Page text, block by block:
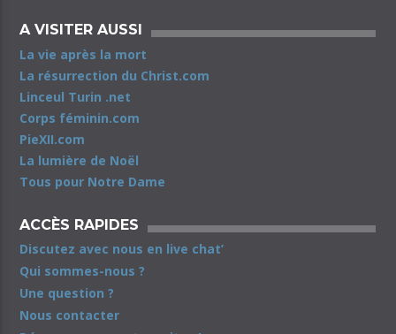
A VISITER AUSSI
La vie après la mort
La résurrection du Christ.com
Linceul Turin .net
Corps féminin.com
PieXII.com
La lumière de Noël
Tous pour Notre Dame
ACCÈS RAPIDES
Discutez avec nous en live chat’
Qui sommes-nous ?
Une question ?
Nous contacter